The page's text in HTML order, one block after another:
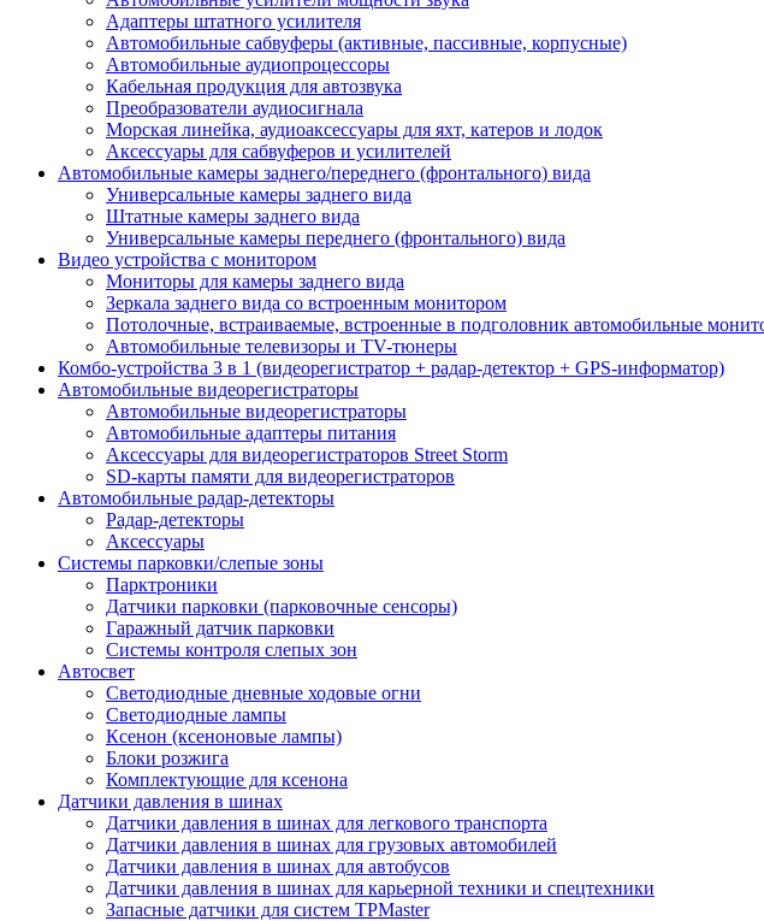
Адаптеры штатного усилителя
Автомобильные сабвуферы (активные, пассивные, корпусные)
Автомобильные аудиопроцессоры
Кабельная продукция для автозвука
Преобразователи аудиосигнала
Морская линейка, аудиоаксессуары для яхт, катеров и лодок
Аксессуары для сабвуферов и усилителей
Автомобильные камеры заднего/переднего (фронтального) вида
Универсальные камеры заднего вида
Штатные камеры заднего вида
Универсальные камеры переднего (фронтального) вида
Видео устройства c монитором
Мониторы для камеры заднего вида
Зеркала заднего вида со встроенным монитором
Потолочные, встраиваемые, встроенные в подголовник автомобильные
Автомобильные телевизоры и TV-тюнеры
Комбо-устройства 3 в 1 (видеорегистратор + радар-детектор + GPS-информатор)
Автомобильные видеорегистраторы
Автомобильные видеорегистраторы
Автомобильные адаптеры питания
Аксессуары для видеорегистраторов Street Storm
SD-карты памяти для видеорегистраторов
Автомобильные радар-детекторы
Радар-детекторы
Аксессуары
Системы парковки/слепые зоны
Парктроники
Датчики парковки (парковочные сенсоры)
Гаражный датчик парковки
Системы контроля слепых зон
Автосвет
Светодиодные дневные ходовые огни
Светодиодные лампы
Ксенон (ксеноновые лампы)
Блоки розжига
Комплектующие для ксенона
Датчики давления в шинах
Датчики давления в шинах для легкового транспорта
Датчики давления в шинах для грузовых автомобилей
Датчики давления в шинах для автобусов
Датчики давления в шинах для карьерной техники и спецтехники
Запасные датчики для систем TPMaster